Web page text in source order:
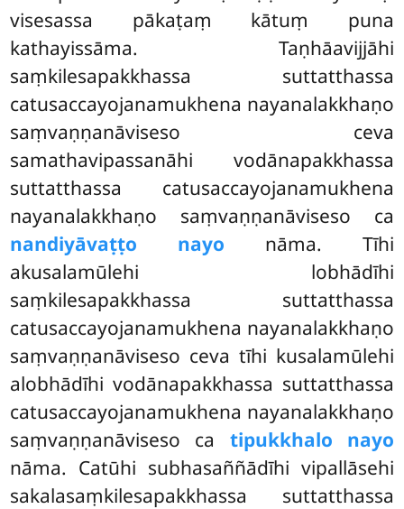
visesassa pākaṭaṃ kātuṃ puna
kathayissāma. Taṇhāavijjāhi
saṃkilesapakkhassa suttatthassa
catusaccayojanamukhena nayanalakkhaṇo
saṃvaṇṇanāviseso ceva
samathavipassanāhi vodānapakkhassa
suttatthassa catusaccayojanamukhena
nayanalakkhaṇo saṃvaṇṇanāviseso ca
nandiyāvaṭṭo nayo nāma. Tīhi
akusalamūlehi lobhādīhi
saṃkilesapakkhassa suttatthassa
catusaccayojanamukhena nayanalakkhaṇo
saṃvaṇṇanāviseso ceva tīhi kusalamūlehi
alobhādīhi vodānapakkhassa suttatthassa
catusaccayojanamukhena nayanalakkhaṇo
saṃvaṇṇanāviseso ca tipukkhalo nayo
nāma. Catūhi subhasaññādīhi vipallāsehi
sakalasaṃkilesapakkhassa suttatthassa